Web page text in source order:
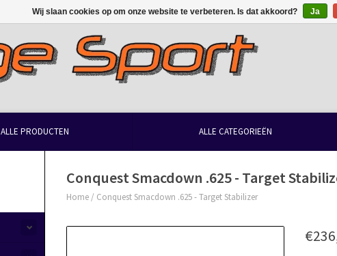
ALLE PRODUCTEN ALLE CATEGORIEËN
Conquest Smacdown .625 - Target
Home / Conquest Smacdown .625 - Target Stabilizer
Wij slaan cookies op om onze website te verbeteren. Is dat akkoord? Ja